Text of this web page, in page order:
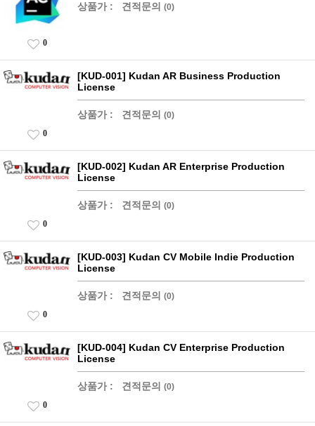
상품가 : 견적문의 (0)
0
[KUD-001] Kudan AR Business Production
License
상품가 : 견적문의 (0)
0
[KUD-002] Kudan AR Enterprise Production
License
상품가 : 견적문의 (0)
0
[KUD-003] Kudan CV Mobile Indie Production
License
상품가 : 견적문의 (0)
0
[KUD-004] Kudan CV Enterprise Production
License
상품가 : 견적문의 (0)
0